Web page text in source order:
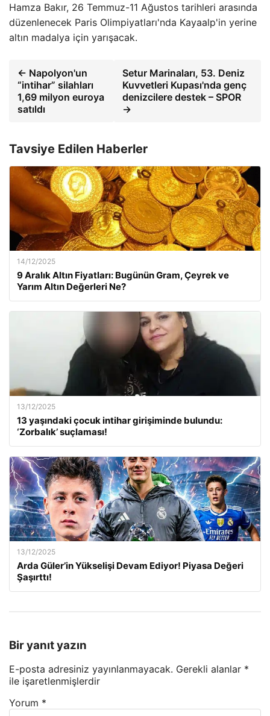
Hamza Bakır, 26 Temmuz-11 Ağustos tarihleri ​​arasında
düzenlenecek Paris Olimpiyatları'nda Kayaalp'in yerine
altın madalya için yarışacak.
← Napolyon'un
“intihar” silahları
1,69 milyon euroya
satıldı
Setur Marinaları, 53. Deniz
Kuvvetleri Kupası'nda genç
denizcilere destek – SPOR
→
Tavsiye Edilen Haberler
14/12/2025
9 Aralık Altın Fiyatları: Bugünün Gram, Çeyrek ve
Yarım Altın Değerleri Ne?
13/12/2025
13 yaşındaki çocuk intihar girişiminde bulundu:
‘Zorbalık’ suçlaması!
13/12/2025
Arda Güler’in Yükselişi Devam Ediyor! Piyasa Değeri
Şaşırttı!
Bir yanıt yazın
E-posta adresiniz yayınlanmayacak. Gerekli alanlar *
ile işaretlenmişlerdir
Yorum *